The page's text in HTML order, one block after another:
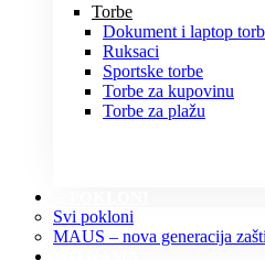
Torbe
Dokument i laptop
Ruksaci
Sportske torbe
Torbe za kupovinu
Torbe za plažu
Svi pokloni
MAUS – nova generacija